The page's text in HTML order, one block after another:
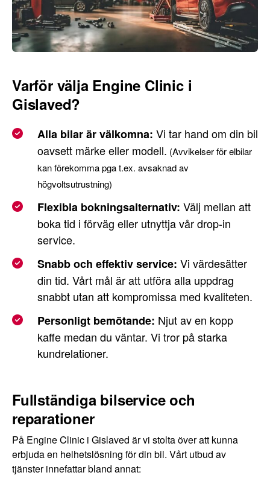
Varför välja Engine Clinic i
Gislaved?
Alla bilar är välkomna: Vi tar hand om din bil
oavsett märke eller modell. (Avvikelser för elbilar
kan förekomma pga t.ex. avsaknad av
högvoltsutrustning)
Flexibla bokningsalternativ: Välj mellan att
boka tid i förväg eller utnyttja vår drop-in
service.
Snabb och effektiv service: Vi värdesätter
din tid. Vårt mål är att utföra alla uppdrag
snabbt utan att kompromissa med kvaliteten.
Personligt bemötande: Njut av en kopp
kaffe medan du väntar. Vi tror på starka
kundrelationer.
Fullständiga bilservice och
reparationer
På Engine Clinic i Gislaved är vi stolta över att kunna
erbjuda en helhetslösning för din bil. Vårt utbud av
tjänster innefattar bland annat: